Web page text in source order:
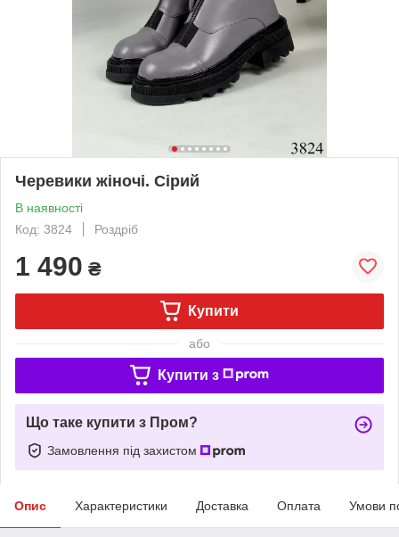
Черевики жіночі. Сірий
В наявності
Код: 3824
Роздріб
1 490 ₴
Купити
або
Купити з
Що таке купити з Пром?
Замовлення під захистом
Опис Характеристики Доставка Оплата Умови